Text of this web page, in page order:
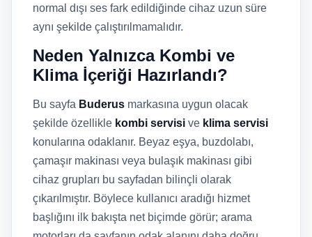
normal dışı ses fark edildiğinde cihaz uzun süre
aynı şekilde çalıştırılmamalıdır.
Neden Yalnızca Kombi ve
Klima İçeriği Hazırlandı?
Bu sayfa Buderus markasına uygun olacak
şekilde özellikle kombi servisi ve klima servisi
konularına odaklanır. Beyaz eşya, buzdolabı,
çamaşır makinası veya bulaşık makinası gibi
cihaz grupları bu sayfadan bilinçli olarak
çıkarılmıştır. Böylece kullanıcı aradığı hizmet
başlığını ilk bakışta net biçimde görür; arama